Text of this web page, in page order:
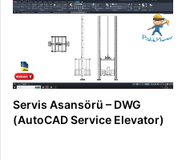
Servis Asansörü – DWG
(AutoCAD Service Elevator)